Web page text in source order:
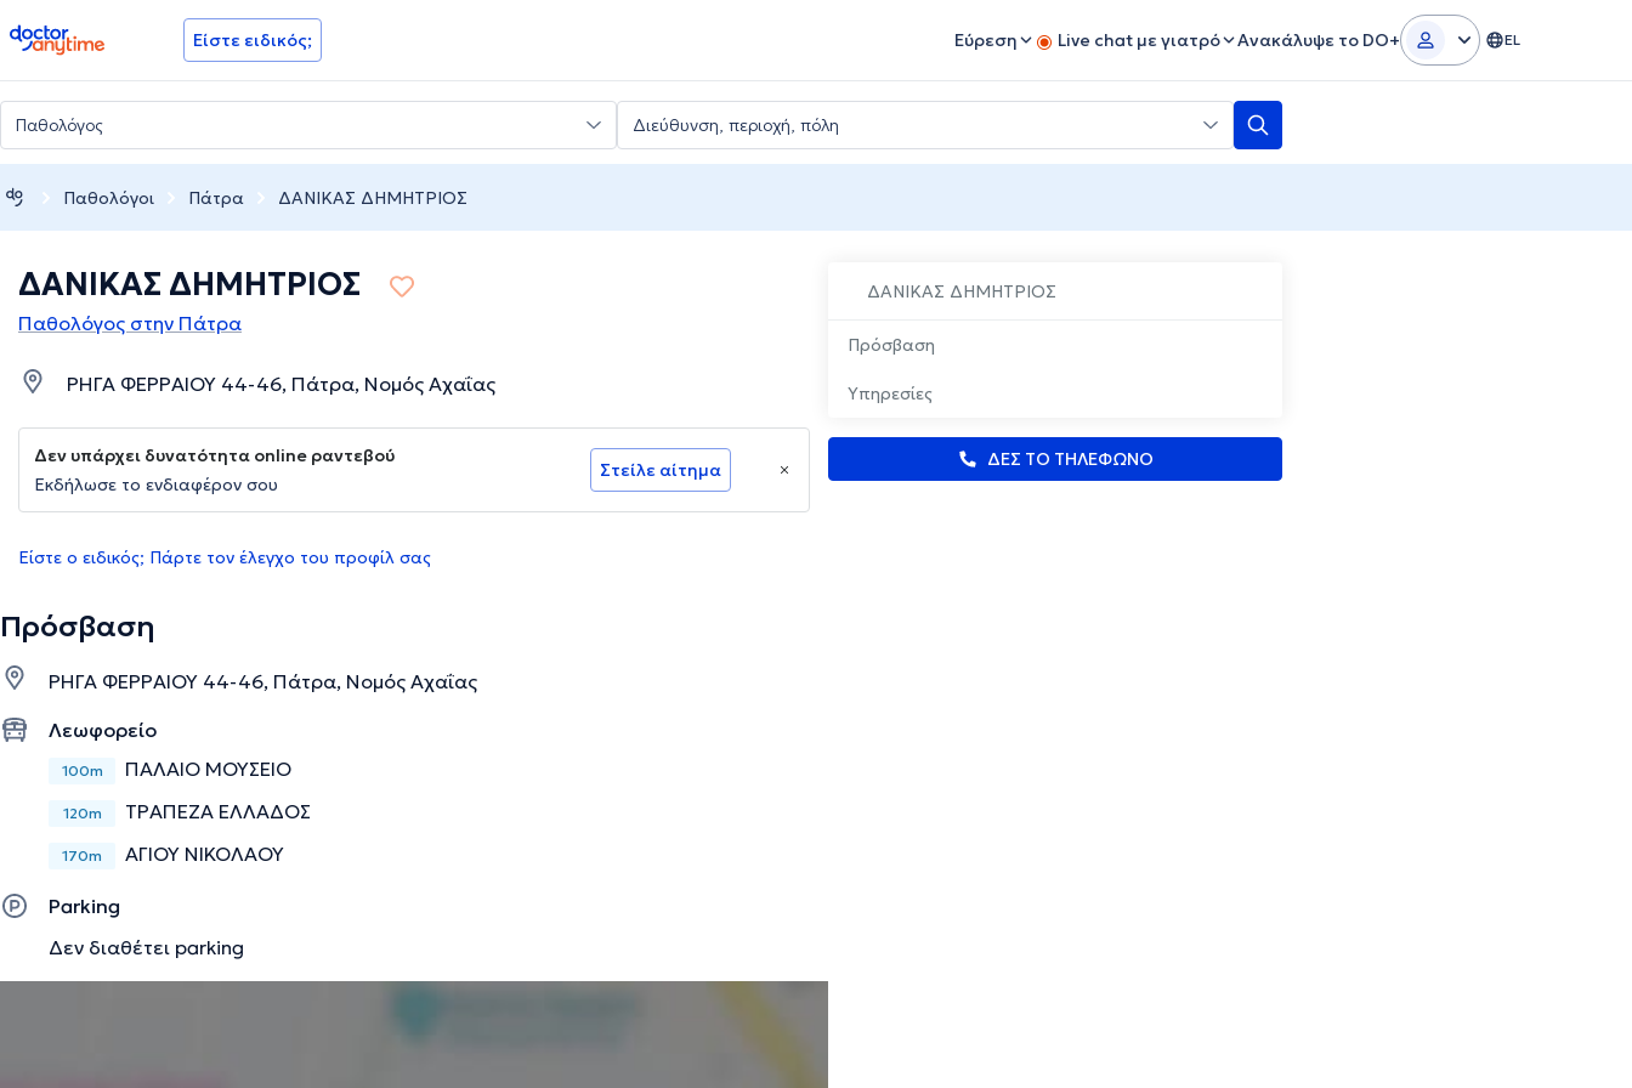
doctoranytime Είστε ειδικός; Εύρεση Live chat με γιατρό Ανακάλυψε το DO+ EL
Παθολόγοι Πάτρα ΔΑΝΙΚΑΣ ΔΗΜΗΤΡΙΟΣ
ΔΑΝΙΚΑΣ ΔΗΜΗΤΡΙΟΣ
Πρόσβαση
Υπηρεσίες
ΔΕΣ ΤΟ ΤΗΛΕΦΩΝΟ
ΔΑΝΙΚΑΣ ΔΗΜΗΤΡΙΟΣ
Παθολόγος στην Πάτρα
ΡΗΓΑ ΦΕΡΡΑΙΟΥ 44-46, Πάτρα, Νομός Αχαΐας
Δεν υπάρχει δυνατότητα online ραντεβού
Εκδήλωσε το ενδιαφέρον σου
Στείλε αίτημα
Είστε ο ειδικός; Πάρτε τον έλεγχο του προφίλ σας
Πρόσβαση
ΡΗΓΑ ΦΕΡΡΑΙΟΥ 44-46, Πάτρα, Νομός Αχαΐας
Λεωφορείο
100m ΠΑΛΑΙΟ ΜΟΥΣΕΙΟ
120m ΤΡΑΠΕΖΑ ΕΛΛΑΔΟΣ
170m ΑΓΙΟΥ ΝΙΚΟΛΑΟΥ
Parking
Δεν διαθέτει parking